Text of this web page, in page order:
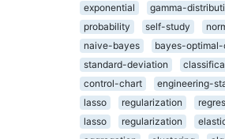
exponential
gamma-
probability
self-study
naive-bayes
bayes-
standard-deviation
control-chart
engineering-
lasso
regularization
lasso
regularization